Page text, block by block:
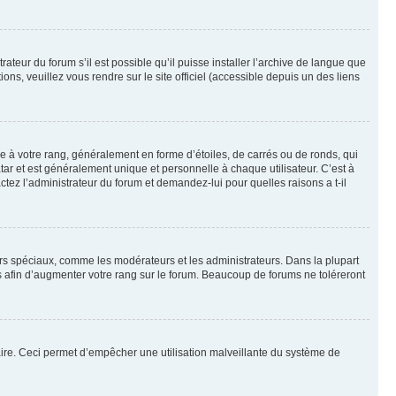
du forum s’il est possible qu’il puisse installer l’archive de langue que
veuillez vous rendre sur le site officiel (accessible depuis un des liens
à votre rang, généralement en forme d’étoiles, de carrés ou de ronds, qui
et est généralement unique et personnelle à chaque utilisateur. C’est à
l’administrateur du forum et demandez-lui pour quelles raisons a t-il
spéciaux, comme les modérateurs et les administrateurs. Dans la plupart
d’augmenter votre rang sur le forum. Beaucoup de forums ne toléreront
Ceci permet d’empêcher une utilisation malveillante du système de